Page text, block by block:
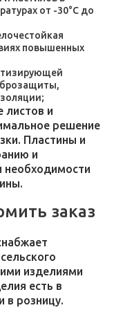
от -30°C до
повышенных
листов и
решение
Пластины и
и
необходимости
заказ
изделиями
есть в
в розницу.